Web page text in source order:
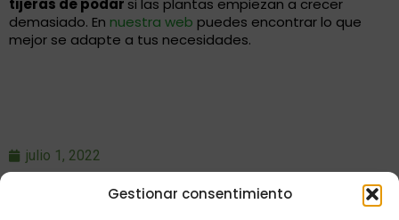
Gestionar consentimiento
tijeras de podar si las plantas empiezan a crecer
demasiado. En nuestra web puedes encontrar lo que
mejor se adapte a tus necesidades.
julio 1, 2022
Facebook WhatsApp